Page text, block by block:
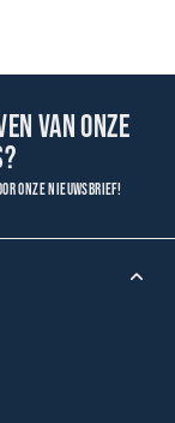
van onze
onze nieuwsbrief!